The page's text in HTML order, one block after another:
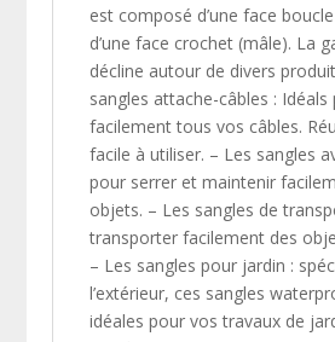
est composé d’une face
d’une face crochet (mâle). La
décline autour de divers
sangles attache-câbles :
facilement tous vos câbles.
facile à utiliser. – Les sangles
pour serrer et maintenir
objets. – Les sangles de
transporter facilement des
– Les sangles pour jardin :
l’extérieur, ces sangles
idéales pour vos travaux de